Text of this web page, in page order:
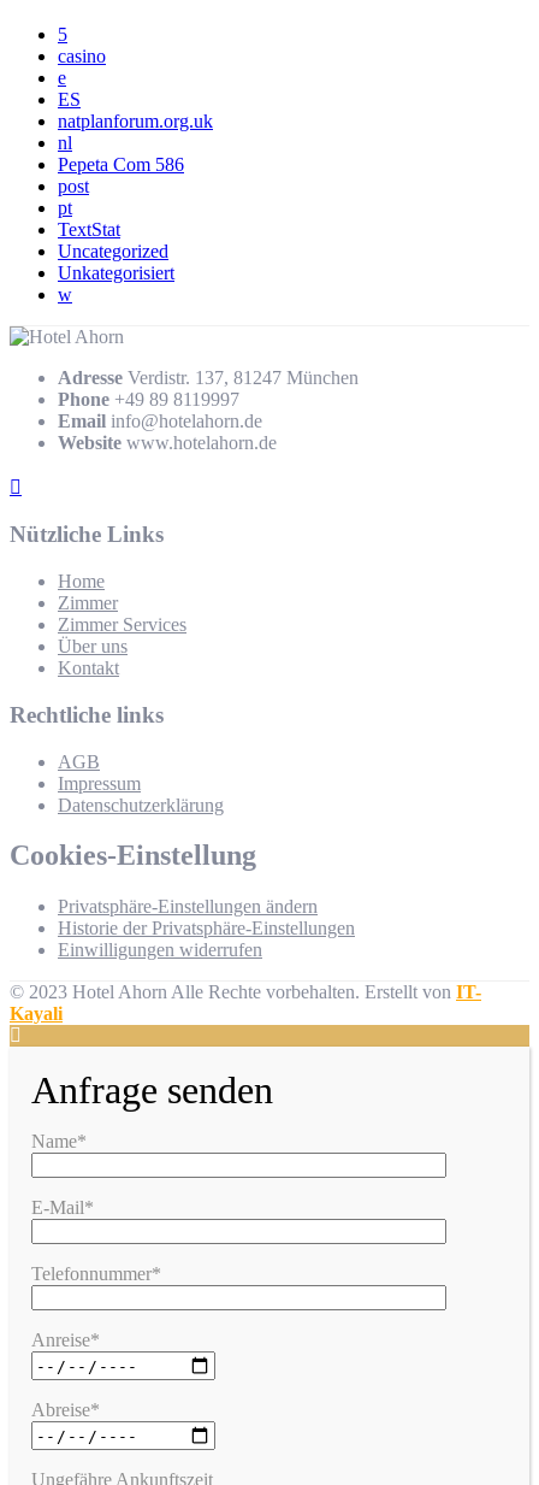
5
casino
e
ES
natplanforum.org.uk
nl
Pepeta Com 586
post
pt
TextStat
Uncategorized
Unkategorisiert
w
Adresse Verdistr. 137, 81247 München
Phone +49 89 8119997
Email info@hotelahorn.de
Website www.hotelahorn.de
Nützliche Links
Home
Zimmer
Zimmer Services
Über uns
Kontakt
Rechtliche links
AGB
Impressum
Datenschutzerklärung
Cookies-Einstellung
Privatsphäre-Einstellungen ändern
Historie der Privatsphäre-Einstellungen
Einwilligungen widerrufen
© 2023 Hotel Ahorn Alle Rechte vorbehalten. Erstellt von IT-
Kayali
Anfrage senden
Name*
E-Mail*
Telefonnummer*
Anreise*
Abreise*
Ungefähre Ankunftszeit